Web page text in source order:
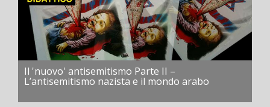
Il 'nuovo' antisemitismo Parte II –
L’antisemitismo nazista e il mondo arabo